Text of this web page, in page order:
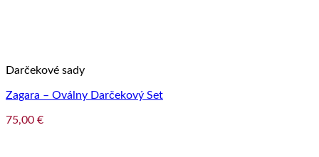
Darčekové sady
Zagara – Oválny Darčekový Set
75,00 €